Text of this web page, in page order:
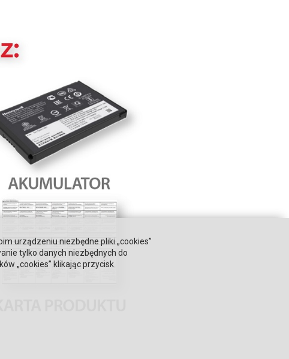
urządzeniu niezbędne pliki „cookies”
tylko danych niezbędnych do
„cookies” klikając przycisk